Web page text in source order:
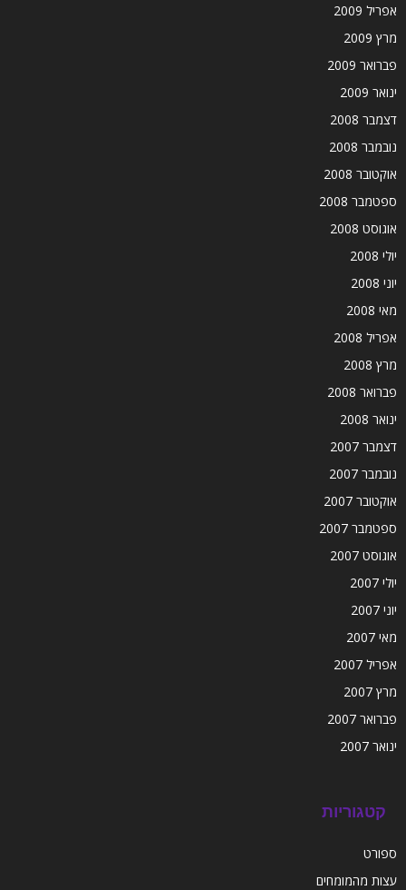
אפריל 2009
מרץ 2009
פברואר 2009
ינואר 2009
דצמבר 2008
נובמבר 2008
אוקטובר 2008
ספטמבר 2008
אוגוסט 2008
יולי 2008
יוני 2008
מאי 2008
אפריל 2008
מרץ 2008
פברואר 2008
ינואר 2008
דצמבר 2007
נובמבר 2007
אוקטובר 2007
ספטמבר 2007
אוגוסט 2007
יולי 2007
יוני 2007
מאי 2007
אפריל 2007
מרץ 2007
פברואר 2007
ינואר 2007
קטגוריות
ספורט
עצות מהמומחים